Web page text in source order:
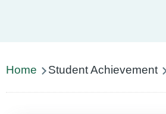
Home Student Achievement